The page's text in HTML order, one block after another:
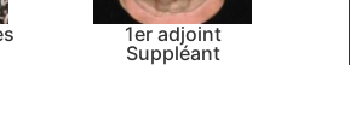
1er adjoint
Suppléant